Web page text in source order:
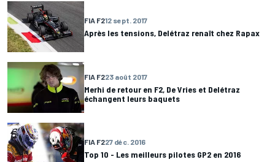
FIA F212 sept. 2017
Après les tensions, Delétraz renaît chez Rapax
FIA F223 août 2017
Merhi de retour en F2, De Vries et Delétraz
échangent leurs baquets
FIA F227 déc. 2016
Top 10 - Les meilleurs pilotes GP2 en 2016